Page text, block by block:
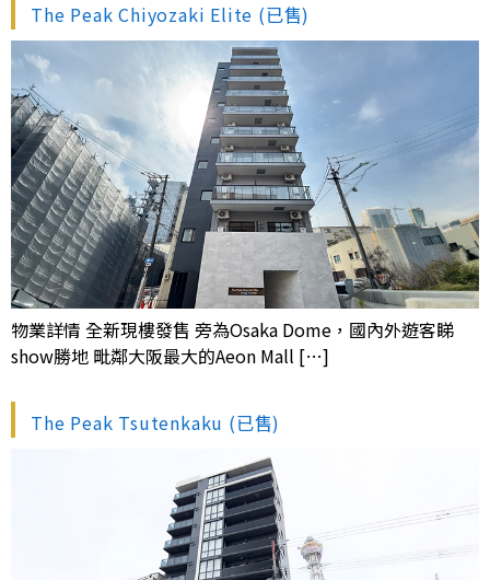
The Peak Chiyozaki Elite (已售)
物業詳情 全新現樓發售 旁為Osaka Dome，國內外遊客睇
show勝地 毗鄰大阪最大的Aeon Mall […]
The Peak Tsutenkaku (已售)